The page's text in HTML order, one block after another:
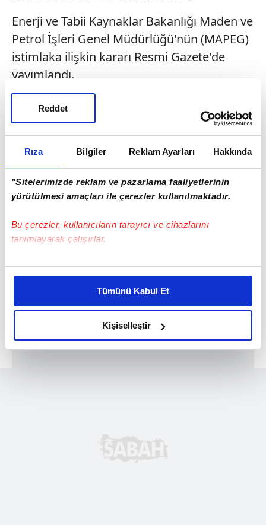
Rıza Bilgiler Reklam Ayarları Hakkında
"Sitelerimizde reklam ve pazarlama faaliyetlerinin
yürütülmesi amaçları ile çerezler kullanılmaktadır.
Bu çerezler, kullanıcıların tarayıcı ve cihazlarını
tanımlayarak çalışırlar.
Bu çerezlere izin vermeniz halinde sizlere özel
daha iyi reklam deneyimi yaşatabiliriz. Bunu yaparken
amacımızın size daha iyi bir reklam deneyimi sunmak
olduğunu ve sizlere en iyi içerikleri sunabilmek adına
elimizden gelen çabayı gösterdiğimizi ve bu noktada,
reklamların maliyetlerimizi karşılamak noktasında tek gelir
Sizlere daha iyi bir hizmet sunabilmek için İnternet
Tümünü Kabul Et
Kişiselleştir
Reddet
Enerji ve Tabii Kaynaklar Bakanlığı Maden ve
Petrol İşleri Genel Müdürlüğü'nün (MAPEG)
istimlaka ilişkin kararı Resmi Gazete'de
yayımlandı.
Karara göre, TPAO'nun Mardin'de sahip
olduğu AR/TPO/K/N45-c pafta numaralı
petrol arama ruhsatı kapsamında açılan
Karademir-1 kuyusunun lokasyon sahası
için gerekli olan bir taşınmazın
kamulaştırılmasına hükmedildi.